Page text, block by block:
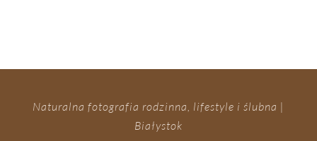
Naturalna fotografia rodzinna, lifestyle i ślubna |
Białystok